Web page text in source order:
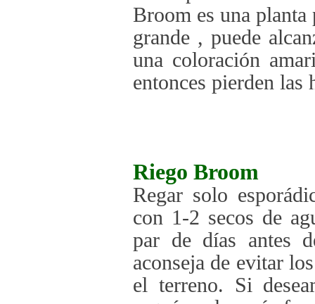
Broom es una
grande , puede
una coloración
entonces pierden las
Riego Broom
Regar solo
con 1-2 secos de
par de días antes
aconseja de evitar
el terreno. Si